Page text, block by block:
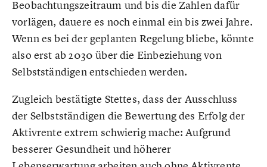
Beobachtungszeitraum und bis die Zahlen dafür
vorlägen, dauere es noch einmal ein bis zwei Jahre.
Wenn es bei der geplanten Regelung bliebe, könnte
also erst ab 2030 über die Einbeziehung von
Selbstständigen entschieden werden.
Zugleich bestätigte Stettes, dass der Ausschluss
der Selbstständigen die Bewertung des Erfolg der
Aktivrente extrem schwierig mache: Aufgrund
besserer Gesundheit und höherer